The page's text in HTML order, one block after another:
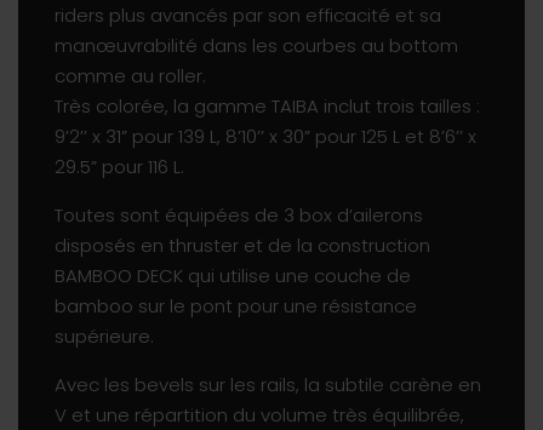
riders plus avancés par son efficacité et sa
manœuvrabilité dans les courbes au bottom
comme au roller.
Très colorée, la gamme TAIBA inclut trois tailles :
9’2’’ x 31” pour 139 L, 8’10’’ x 30” pour 125 L et 8’6’’ x
29.5” pour 116 L.
Toutes sont équipées de 3 box d’ailerons
disposés en thruster et de la construction
BAMBOO DECK qui utilise une couche de
bamboo sur le pont pour une résistance
supérieure.
Avec les bevels sur les rails, la subtile carène en
V et une répartition du volume très équilibrée,